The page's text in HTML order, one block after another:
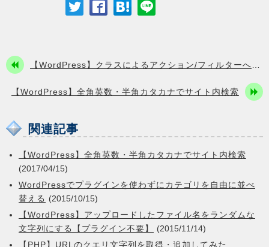
   
 【WordPress】クラスによるアクション/フィルターへのフックを解除する

【WordPress】全角英数・半角カタカナでサイト内検索
関連記事
【WordPress】全角英数・半角カタカナでサイト内検索
(2017/04/15)
WordPressでプラグインを使わずにカテゴリを自由に並べ
替える (2015/10/15)
【WordPress】アップロードしたファイル名をランダムな
文字列にする【プラグイン不要】
(2015/11/14)
【PHP】URLのクエリ文字列を取得・追加してみた